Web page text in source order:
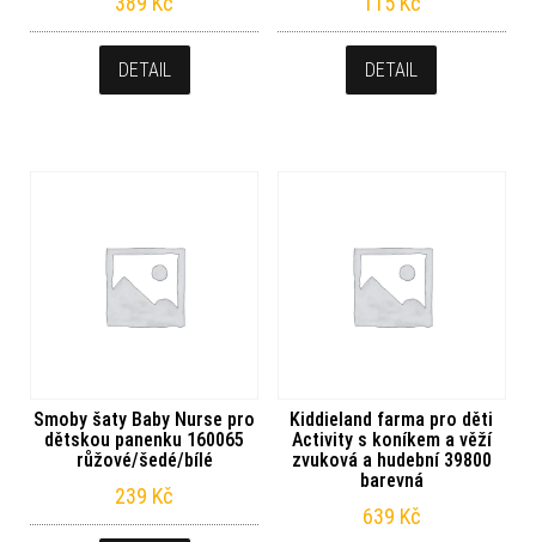
DETAIL DETAIL
Smoby šaty Baby Nurse pro
dětskou panenku 160065
růžové/šedé/bílé
239 Kč
Kiddieland farma pro děti
Activity s koníkem a věží
zvuková a hudební 39800
barevná
639 Kč